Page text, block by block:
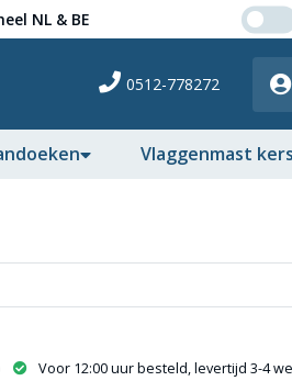
NL & BE
0512-778272
Vlaggenmast
Voor 12:00 uur besteld, levertijd 3-4